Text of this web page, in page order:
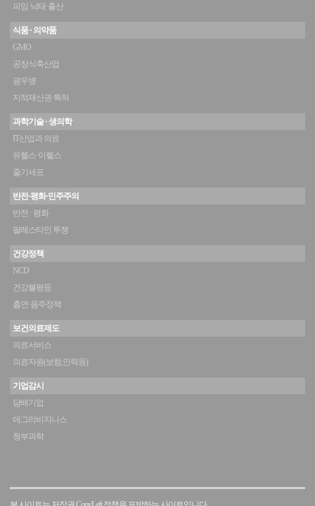
피임·낙태·출산
식품 · 의약품
GMO
공장식축산업
광우병
지적재산권·특허
과학기술 · 생의학
IT산업과 의료
유헬스·이헬스
줄기세포
반전·평화·민주주의
반전 · 평화
팔레스타인 투쟁
건강정책
NCD
건강불평등
흡연·음주정책
보건의료제도
의료서비스
의료자원(보험,인력등)
기업감시
담배기업
애그리비지니스
청부과학